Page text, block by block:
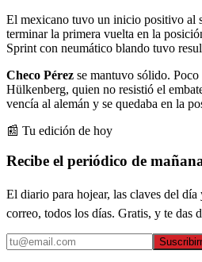
El mexicano tuvo un inicio positivo al
terminar la primera vuelta en la
Sprint con neumático blando tuvo
Checo Pérez se mantuvo sólido.
Hülkenberg, quien no resistió el
vencía al alemán y se quedaba en la
📰 Tu edición de hoy
Recibe el periódico de
El diario para hojear, las claves del
correo, todos los días. Gratis, y te das